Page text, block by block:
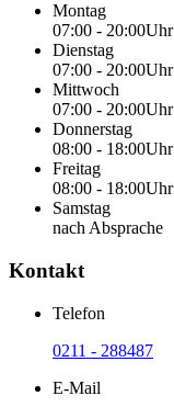
Montag
07:00 - 20:00Uhr
Dienstag
07:00 - 20:00Uhr
Mittwoch
07:00 - 20:00Uhr
Donnerstag
08:00 - 18:00Uhr
Freitag
08:00 - 18:00Uhr
Samstag
nach Absprache
Kontakt
Telefon
0211 - 288487
E-Mail